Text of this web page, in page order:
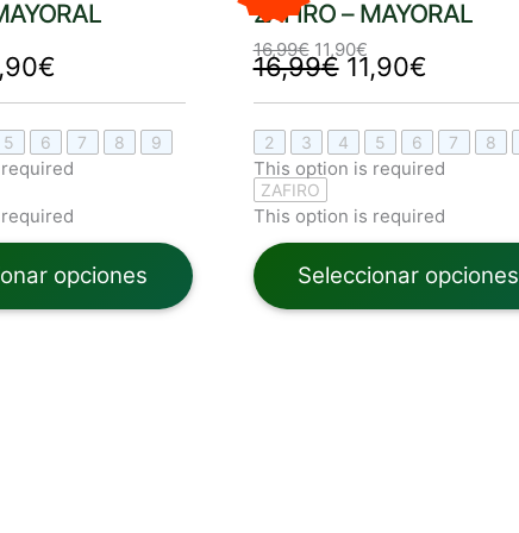
€
11,90€.
5 6 7 8 9
opciones
ZAFIRO – MAYORAL
16,99€
16,99€.
11,90€
11,90€.
16,99€
16,99€.
11,90€
11,90€.
2 3 4 5 6 7 8
This option is required
ZAFIRO
This option is required
Seleccionar opciones